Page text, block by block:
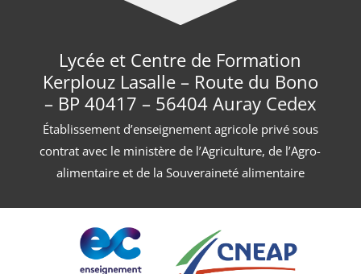
Lycée et Centre de Formation
Kerplouz Lasalle – Route du Bono
– BP 40417 – 56404 Auray Cedex
Établissement d’enseignement agricole privé sous
contrat avec le ministère de l’Agriculture, de l’Agro-
alimentaire et de la Souveraineté alimentaire